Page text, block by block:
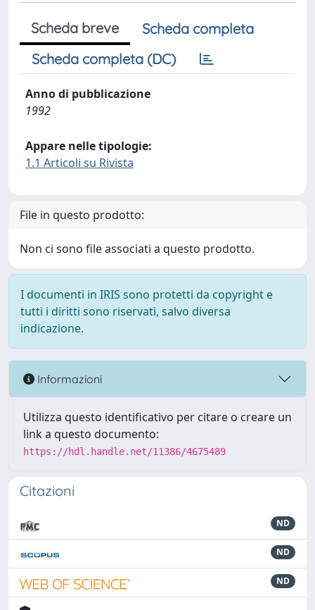
Scheda breve
Scheda completa
Scheda completa (DC)
Anno di pubblicazione
1992
Appare nelle tipologie:
1.1 Articoli su Rivista
File in questo prodotto:
Non ci sono file associati a questo prodotto.
I documenti in IRIS sono protetti da copyright e
tutti i diritti sono riservati, salvo diversa
indicazione.
Informazioni
Utilizza questo identificativo per citare o creare un
link a questo documento:
https://hdl.handle.net/11386/4675489
Citazioni
ND
ND
ND